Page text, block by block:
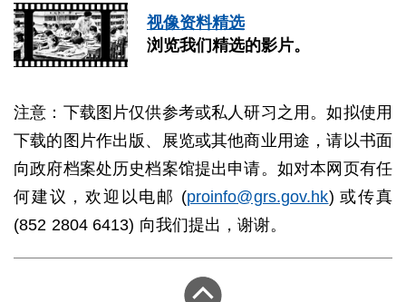
档
案
管
理
到
访
档
案
视像资料精选
浏览我们精选的影片。
注意：下载图片仅供参考或私人研习之用。如拟使用
下载的图片作出版、展览或其他商业用途，请以书面
向政府档案处历史档案馆提出申请。如对本网页有任
何建议，欢迎以电邮 (proinfo@grs.gov.hk) 或传真
(852 2804 6413) 向我们提出，谢谢。